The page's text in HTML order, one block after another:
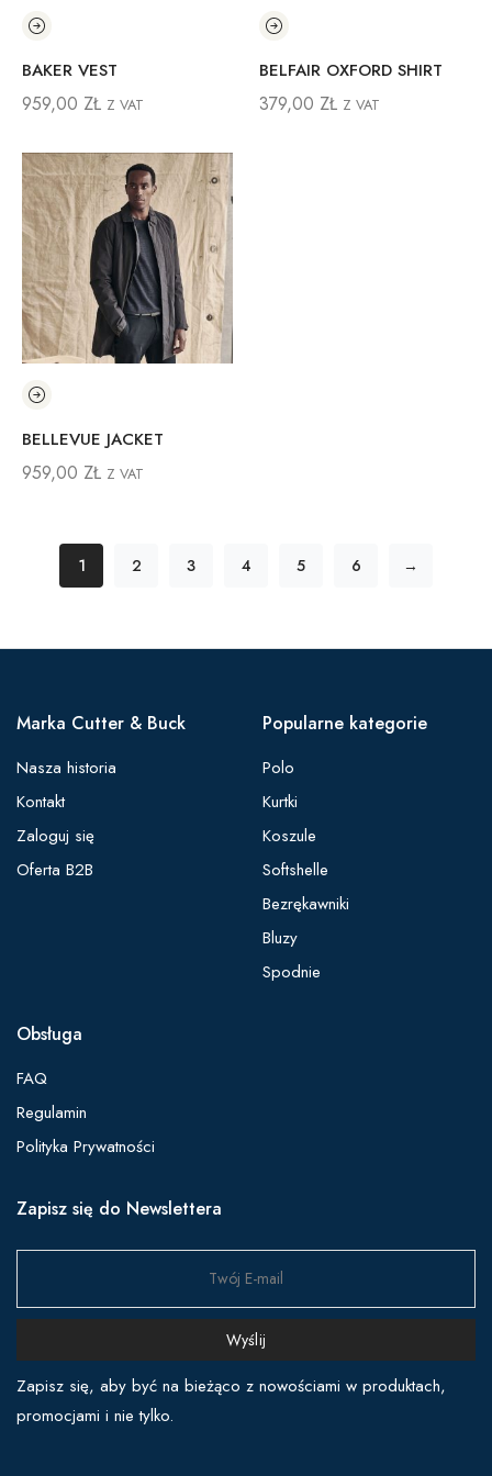
BAKER VEST
959,00 ZŁ Z VAT
BELFAIR OXFORD SHIRT
379,00 ZŁ Z VAT
BELLEVUE JACKET
959,00 ZŁ Z VAT
1 2 3 4 5 6 →
Marka Cutter & Buck
Nasza historia
Kontakt
Zaloguj się
Oferta B2B
Popularne kategorie
Polo
Kurtki
Koszule
Softshelle
Bezrękawniki
Bluzy
Spodnie
Obsługa
FAQ
Regulamin
Polityka Prywatności
Zapisz się do Newslettera
Wyślij
Zapisz się, aby być na bieżąco z nowościami w produktach,
promocjami i nie tylko.